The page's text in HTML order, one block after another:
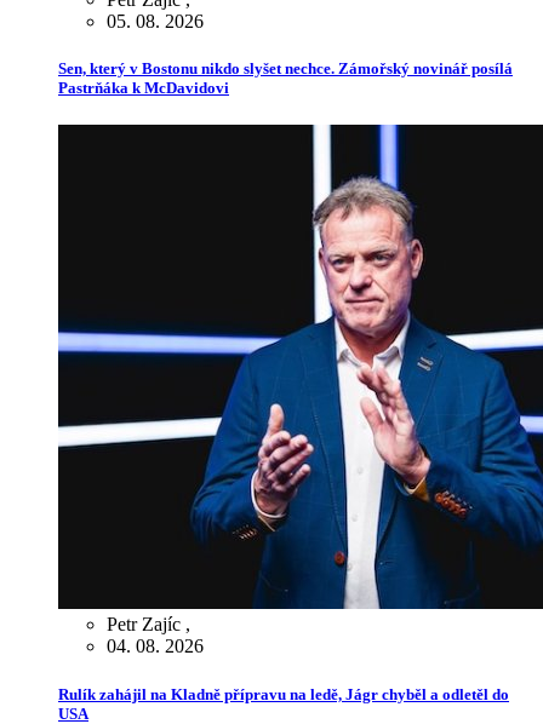
05. 08. 2026
Sen, který v Bostonu nikdo slyšet nechce. Zámořský novinář posílá
Pastrňáka k McDavidovi
Petr Zajíc ,
04. 08. 2026
Rulík zahájil na Kladně přípravu na ledě, Jágr chyběl a odletěl do
USA